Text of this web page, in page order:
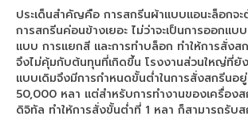
ประเด็นสำคัญคือ การสกรีนผ้าแบบแอนะล็อกจ
การสกรีนค่อนข้างเยอะ ไม่ว่าจะเป็นการออกแ
แบบ การแยกสี และการทำบล็อก ทำให้การสั่งส
จึงไม่คุ้มกับต้นทุนที่เกิดขึ้น โรงงานส่วนใหญ่ที่ยั
แบบเดิมจึงมีการกำหนดขั้นต่ำในการสั่งสกรีนอ
50,000 หลา แต่สำหรับการทำงานของเครื่องส
ดิจิทัล ทำให้การสั่งขั้นต่ำที่ 1 หลา ก็สามารถรับ